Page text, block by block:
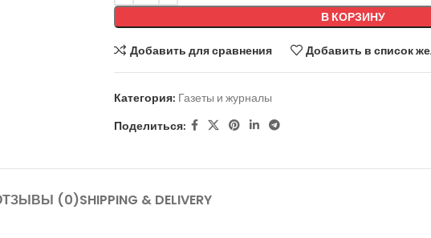
В КОРЗИНУ
Добавить для сравнения Добавить в список
Категория: Газеты и журналы
Поделиться:
(0)SHIPPING & DELIVERY